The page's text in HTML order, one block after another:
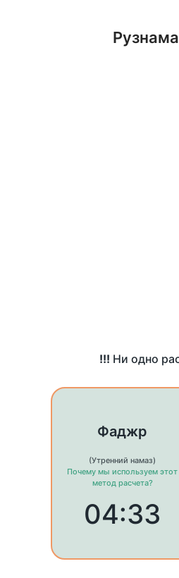
Рузнама
!!! Ни одно
Фаджр
(Утренний намаз)
Почему мы используем этот
метод расчета?
04:33